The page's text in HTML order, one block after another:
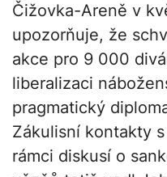
Čižovka-Areně v
upozorňuje, že
akce pro 9 000
liberalizaci
pragmatický
Zákulisní kontakty
rámci diskusí o